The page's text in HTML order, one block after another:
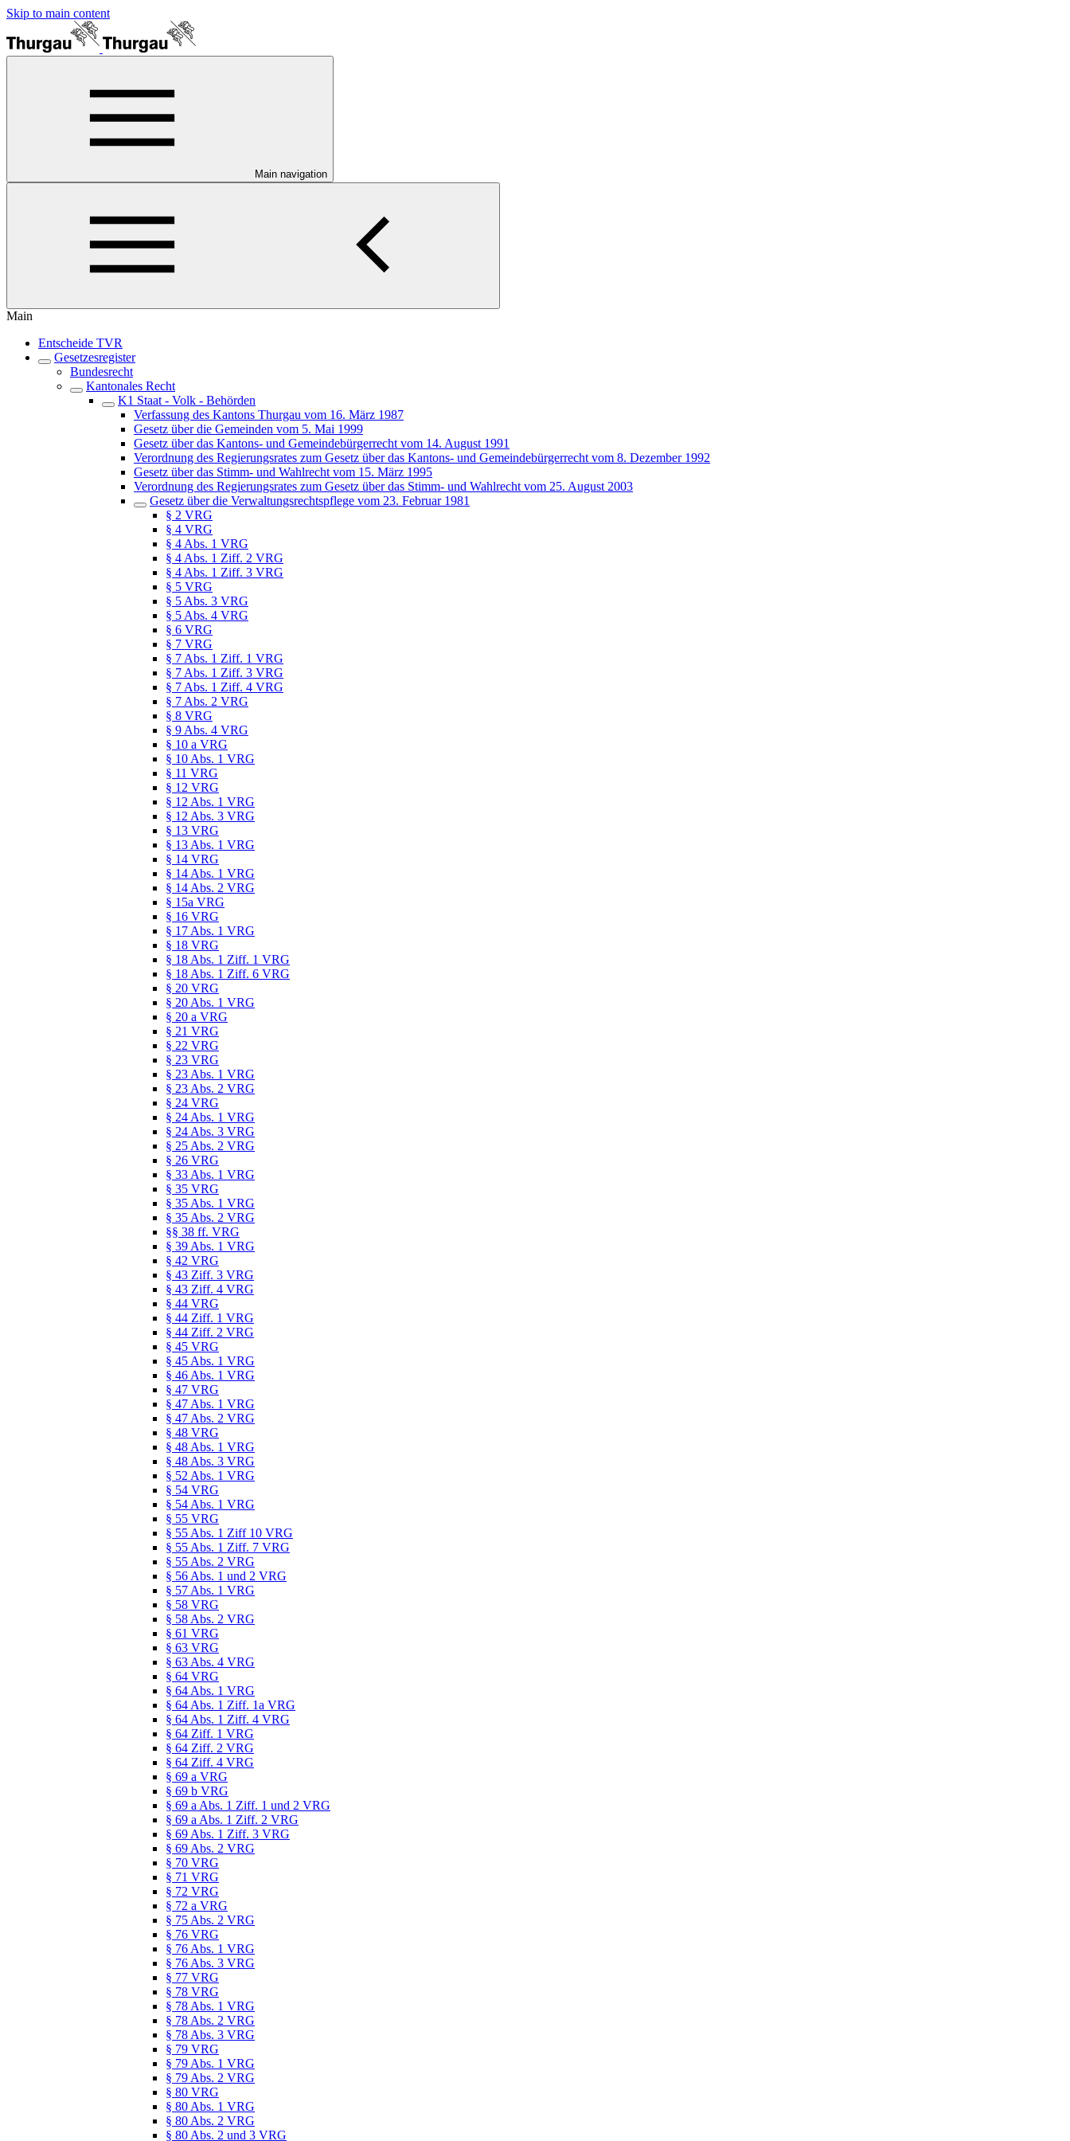
Skip to main content
Main navigation
Main
Entscheide TVR
Gesetzesregister
Bundesrecht
Kantonales Recht
K1 Staat - Volk - Behörden
Verfassung des Kantons Thurgau vom 16. März 1987
Gesetz über die Gemeinden vom 5. Mai 1999
Gesetz über das Kantons- und Gemeindebürgerrecht vom 14. August 1991
Verordnung des Regierungsrates zum Gesetz über das Kantons- und Gemeindebürgerrecht vom 8. Dezember 1992
Gesetz über das Stimm- und Wahlrecht vom 15. März 1995
Verordnung des Regierungsrates zum Gesetz über das Stimm- und Wahlrecht vom 25. August 2003
Gesetz über die Verwaltungsrechtspflege vom 23. Februar 1981
§ 2 VRG
§ 4 VRG
§ 4 Abs. 1 VRG
§ 4 Abs. 1 Ziff. 2 VRG
§ 4 Abs. 1 Ziff. 3 VRG
§ 5 VRG
§ 5 Abs. 3 VRG
§ 5 Abs. 4 VRG
§ 6 VRG
§ 7 VRG
§ 7 Abs. 1 Ziff. 1 VRG
§ 7 Abs. 1 Ziff. 3 VRG
§ 7 Abs. 1 Ziff. 4 VRG
§ 7 Abs. 2 VRG
§ 8 VRG
§ 9 Abs. 4 VRG
§ 10 a VRG
§ 10 Abs. 1 VRG
§ 11 VRG
§ 12 VRG
§ 12 Abs. 1 VRG
§ 12 Abs. 3 VRG
§ 13 VRG
§ 13 Abs. 1 VRG
§ 14 VRG
§ 14 Abs. 1 VRG
§ 14 Abs. 2 VRG
§ 15a VRG
§ 16 VRG
§ 17 Abs. 1 VRG
§ 18 VRG
§ 18 Abs. 1 Ziff. 1 VRG
§ 18 Abs. 1 Ziff. 6 VRG
§ 20 VRG
§ 20 Abs. 1 VRG
§ 20 a VRG
§ 21 VRG
§ 22 VRG
§ 23 VRG
§ 23 Abs. 1 VRG
§ 23 Abs. 2 VRG
§ 24 VRG
§ 24 Abs. 1 VRG
§ 24 Abs. 3 VRG
§ 25 Abs. 2 VRG
§ 26 VRG
§ 33 Abs. 1 VRG
§ 35 VRG
§ 35 Abs. 1 VRG
§ 35 Abs. 2 VRG
§§ 38 ff. VRG
§ 39 Abs. 1 VRG
§ 42 VRG
§ 43 Ziff. 3 VRG
§ 43 Ziff. 4 VRG
§ 44 VRG
§ 44 Ziff. 1 VRG
§ 44 Ziff. 2 VRG
§ 45 VRG
§ 45 Abs. 1 VRG
§ 46 Abs. 1 VRG
§ 47 VRG
§ 47 Abs. 1 VRG
§ 47 Abs. 2 VRG
§ 48 VRG
§ 48 Abs. 1 VRG
§ 48 Abs. 3 VRG
§ 52 Abs. 1 VRG
§ 54 VRG
§ 54 Abs. 1 VRG
§ 55 VRG
§ 55 Abs. 1 Ziff 10 VRG
§ 55 Abs. 1 Ziff. 7 VRG
§ 55 Abs. 2 VRG
§ 56 Abs. 1 und 2 VRG
§ 57 Abs. 1 VRG
§ 58 VRG
§ 58 Abs. 2 VRG
§ 61 VRG
§ 63 VRG
§ 63 Abs. 4 VRG
§ 64 VRG
§ 64 Abs. 1 VRG
§ 64 Abs. 1 Ziff. 1a VRG
§ 64 Abs. 1 Ziff. 4 VRG
§ 64 Ziff. 1 VRG
§ 64 Ziff. 2 VRG
§ 64 Ziff. 4 VRG
§ 69 a VRG
§ 69 b VRG
§ 69 a Abs. 1 Ziff. 1 und 2 VRG
§ 69 a Abs. 1 Ziff. 2 VRG
§ 69 Abs. 1 Ziff. 3 VRG
§ 69 Abs. 2 VRG
§ 70 VRG
§ 71 VRG
§ 72 VRG
§ 72 a VRG
§ 75 Abs. 2 VRG
§ 76 VRG
§ 76 Abs. 1 VRG
§ 76 Abs. 3 VRG
§ 77 VRG
§ 78 VRG
§ 78 Abs. 1 VRG
§ 78 Abs. 2 VRG
§ 78 Abs. 3 VRG
§ 79 VRG
§ 79 Abs. 1 VRG
§ 79 Abs. 2 VRG
§ 80 VRG
§ 80 Abs. 1 VRG
§ 80 Abs. 2 VRG
§ 80 Abs. 2 und 3 VRG